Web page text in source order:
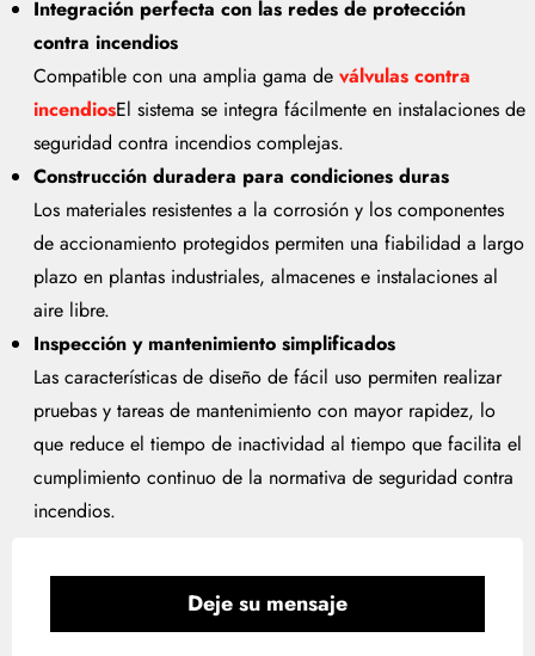
Integración perfecta con las redes de protección
contra incendios
Compatible con una amplia gama de válvulas contra
incendiosEl sistema se integra fácilmente en instalaciones de
seguridad contra incendios complejas.
Construcción duradera para condiciones duras
Los materiales resistentes a la corrosión y los componentes
de accionamiento protegidos permiten una fiabilidad a largo
plazo en plantas industriales, almacenes e instalaciones al
aire libre.
Inspección y mantenimiento simplificados
Las características de diseño de fácil uso permiten realizar
pruebas y tareas de mantenimiento con mayor rapidez, lo
que reduce el tiempo de inactividad al tiempo que facilita el
cumplimiento continuo de la normativa de seguridad contra
incendios.
Deje su mensaje